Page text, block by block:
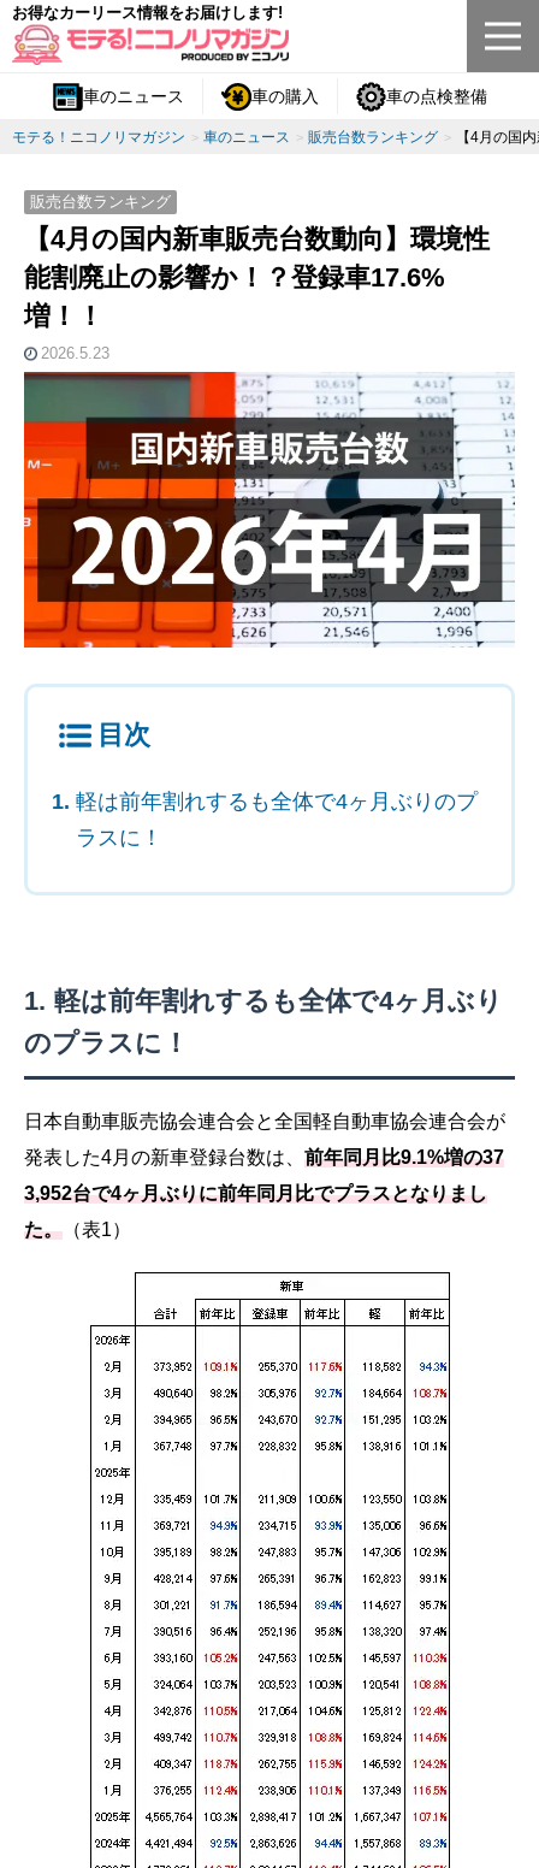
お得なカーリース情報をお届けします!
車のニュース 車の購入 車の点検整備
モテる！ニコノリマガジン 車のニュース 販売台数ランキング 【4月の国
販売台数ランキング
【4月の国内新車販売台数動向】環境性
能割廃止の影響か！？登録車17.6%
増！！
2026.5.23
目次
軽は前年割れするも全体で4ヶ月ぶりのプ
ラスに！
軽は前年割れするも全体で4ヶ月ぶり
のプラスに！
日本自動車販売協会連合会と全国軽自動車協会連合会が
発表した4月の新車登録台数は、 前年同月比9.1%増の37
3,952台で4ヶ月ぶりに前年同月比でプラスとなりまし
た。 （表1）